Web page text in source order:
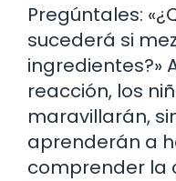
Pregúntales:
sucederá si
ingredientes?»
reacción, los
maravillarán,
aprenderán a
comprender la